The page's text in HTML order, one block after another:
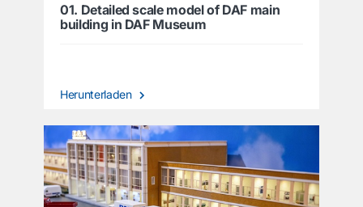
01. Detailed scale model of DAF main
building in DAF Museum
Herunterladen